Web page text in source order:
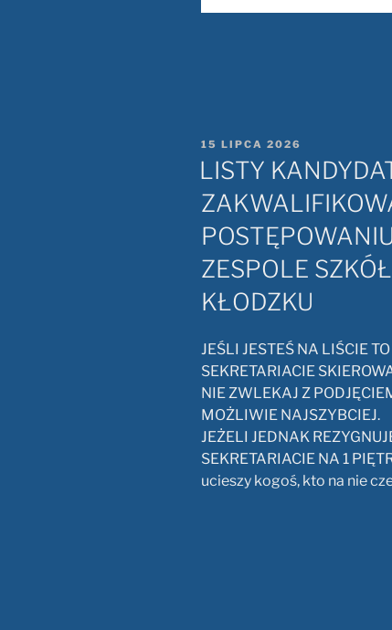
OPUBLIKOWANE
15 LIPCA 2026
LISTY
ZESPOLE
KŁODZKU
JEŚLI JESTEŚ NA LIŚCIE TO
SEKRETARIACIE
NIE ZWLEKAJ Z
MOŻLIWIE NAJSZYBCIEJ.
JEŻELI JEDNAK
SEKRETARIACIE NA 1
ucieszy kogoś, kto na nie